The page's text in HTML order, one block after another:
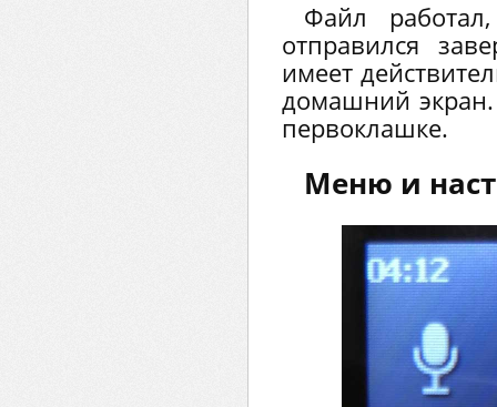
Файл
отправился
имеет
домашний
первоклашке.
Меню и